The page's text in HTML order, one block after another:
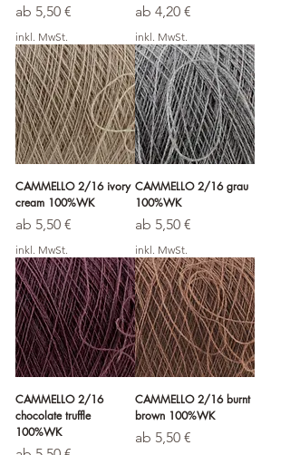
ab 5,50 €
Sale-Preis
inkl. MwSt.
ab 4,20 €
Sale-Preis
inkl. MwSt.
CAMMELLO 2/16 ivory
cream 100%WK
ab 5,50 €
Sale-Preis
inkl. MwSt.
CAMMELLO 2/16 grau
100%WK
ab 5,50 €
Sale-Preis
inkl. MwSt.
CAMMELLO 2/16
chocolate truffle
100%WK
CAMMELLO 2/16 burnt
brown 100%WK
ab 5,50 €
Sale-Preis